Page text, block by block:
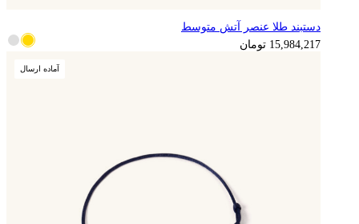
3,996,054 تومان
دستبند طلا عنصر آتش متوسط
15,984,217 تومان
آماده ارسال